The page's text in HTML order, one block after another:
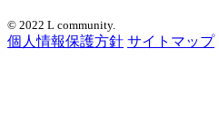
© 2022 L community.
個人情報保護方針 サイトマップ